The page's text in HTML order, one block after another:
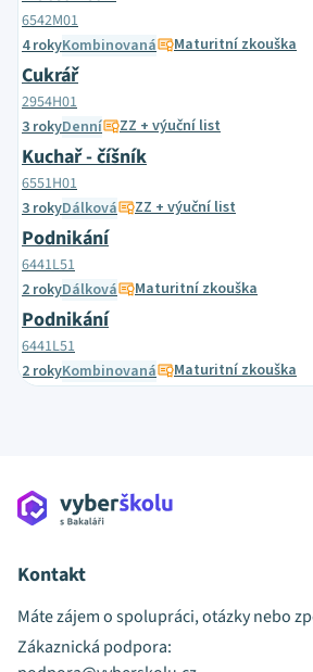
6542M01
4 rokyKombinovaná Maturitní zkouška
Cukrář
2954H01
3 rokyDenní ZZ + výuční list
Kuchař - číšník
6551H01
3 rokyDálková ZZ + výuční list
Podnikání
6441L51
2 rokyDálková Maturitní zkouška
Podnikání
6441L51
2 rokyKombinovaná Maturitní zkouška
Kontakt
Máte zájem o spolupráci, otázky nebo
Zákaznická podpora: